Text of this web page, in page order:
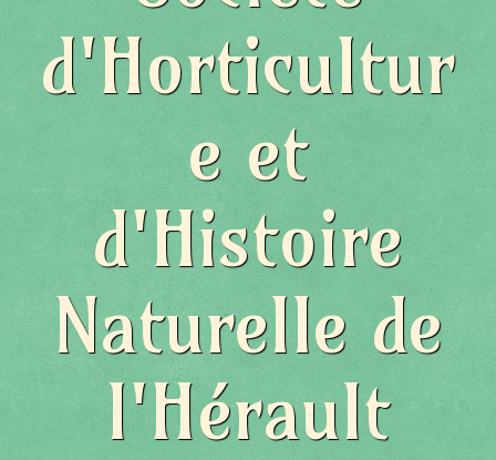
d'Horticultur
e et
d'Histoire
Naturelle de
l'Hérault